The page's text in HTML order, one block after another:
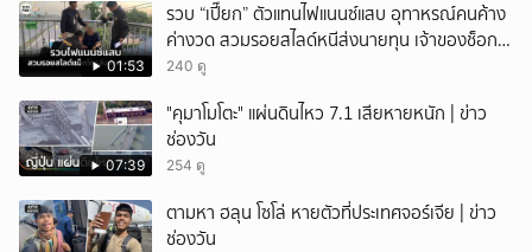
01:53
รวบ “เปี๊ยก” ตัวแทนไฟแนนซ์แสบ อุทาหรณ์คนค้าง
ค่างวด สวมรอยสไลด์หนีส่งนายทุน เจ้าของช็อก
หนี้ยังอยู่ - รถปลิว เสียหายกว่า 600,000 บาท
240 ดู
07:39
"คุมาโมโตะ" แผ่นดินไหว 7.1 เสียหายหนัก | ข่าว
ช่องวัน
254 ดู
ตามหา ฮลุน โซโล่ หายตัวที่ประเทศจอร์เจีย | ข่าว
ช่องวัน